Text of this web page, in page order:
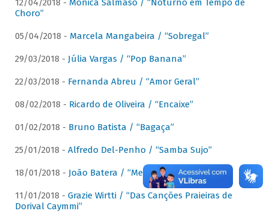
12/04/2018 - Mônica Salmaso / “Noturno em Tempo de
Choro”
05/04/2018 - Marcela Mangabeira / “Sobregal”
29/03/2018 - Júlia Vargas / “Pop Banana”
22/03/2018 - Fernanda Abreu / “Amor Geral”
08/02/2018 - Ricardo de Oliveira / “Encaixe”
01/02/2018 - Bruno Batista / “Bagaça”
25/01/2018 - Alfredo Del-Penho / “Samba Sujo”
18/01/2018 - João Batera / “Meu Pandeiro”
11/01/2018 - Grazie Wirtti / “Das Canções Praieiras de
Dorival Caymmi”